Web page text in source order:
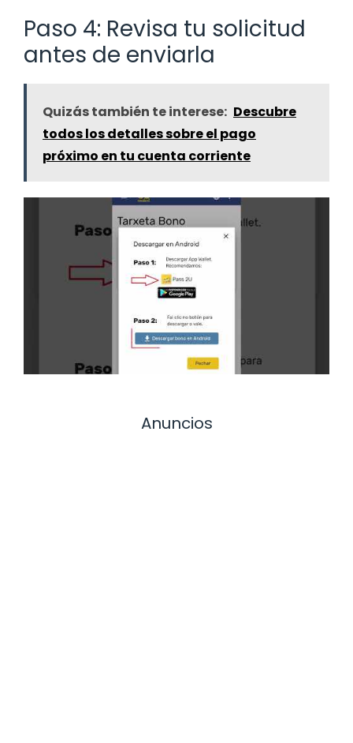
Paso 4: Revisa tu solicitud
antes de enviarla
Quizás también te interese: Descubre
todos los detalles sobre el pago
próximo en tu cuenta corriente
Anuncios